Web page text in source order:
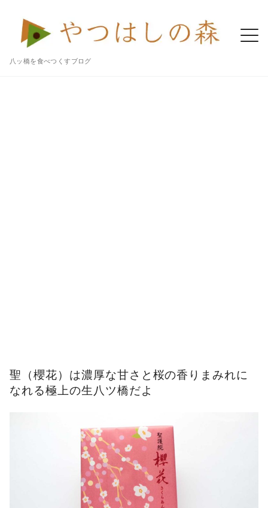
八ッ橋を食べつくすブログ
聖（櫻花）は濃厚な甘さと桜の香りまみれに
なれる極上の生八ツ橋だよ